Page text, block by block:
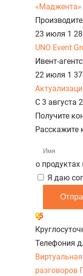
«Маджента»
23 июля 1
UNO Event
Ивент-
22 июля 1
С 3 августа
Получите
Расскажите
о
Я даю
Телефония
разговоров